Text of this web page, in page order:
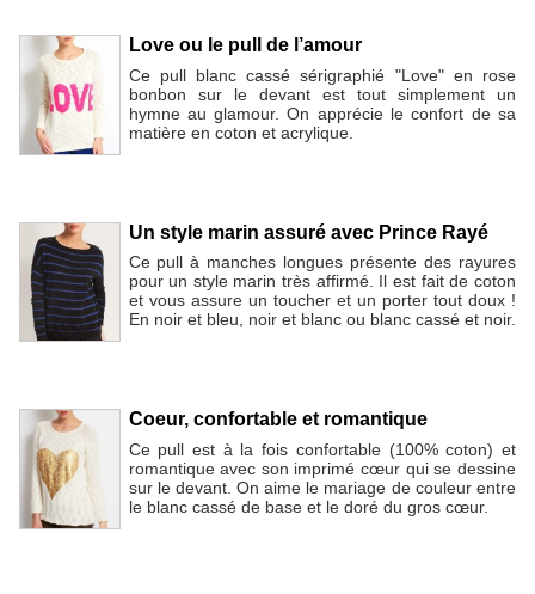
Love ou le pull de l’amour
Ce pull blanc cassé sérigraphié "Love" en rose
bonbon sur le devant est tout simplement un
hymne au glamour. On apprécie le confort de sa
matière en coton et acrylique.
Un style marin assuré avec Prince Rayé
Ce pull à manches longues présente des rayures
pour un style marin très affirmé. Il est fait de coton
et vous assure un toucher et un porter tout doux !
En noir et bleu, noir et blanc ou blanc cassé et noir.
Coeur, confortable et romantique
Ce pull est à la fois confortable (100% coton) et
romantique avec son imprimé cœur qui se dessine
sur le devant. On aime le mariage de couleur entre
le blanc cassé de base et le doré du gros cœur.